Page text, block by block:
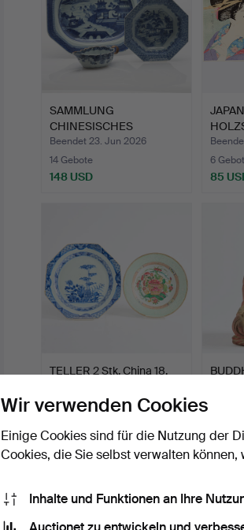
SAMMLUNG
CHINESISCHES
PORZELLAN, 3 Teile, …
Beendet 23. Jun 2026
14 Gebote
148 USD
Stück.
6
85
TELLER 2 Stk. China 18.
Beendet 18. Jun 2026
129 USD 158
Wir verwenden Cookies
Einige Cookies sind für die Nutzung der
Cookies, die Sie selbst verwalten können,
Inhalte und Funktionen an Ihre